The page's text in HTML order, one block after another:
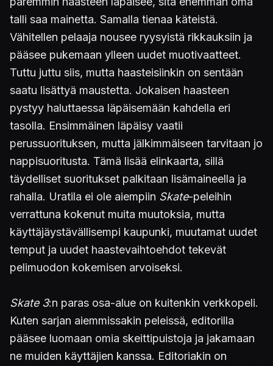
talli saa mainetta. Samalla tienaa käteistä.
Vähitellen pelaaja nousee ryysyistä rikkauksiin ja
pääsee pukemaan ylleen uudet muotivaatteet.
Tuttu juttu siis, mutta haasteisiinkin on sentään
saatu lisättyä maustetta. Jokaisen haasteen
pystyy haluttaessa läpäisemään kahdella eri
tasolla. Ensimmäinen läpäisy vaatii
perussuorituksen, mutta jälkimmäiseen tarvitaan jo
nappisuoritusta. Tämä lisää elinkaarta, sillä
täydelliset suoritukset palkitaan lisämaineella ja
rahalla. Uratila ei ole aiempiin Skate-peleihin
verrattuna kokenut muita muutoksia, mutta
käyttäjäystävällisempi kaupunki, muutamat uudet
temput ja uudet haastevaihtoehdot tekevät
pelimuodon kokemisen arvoiseksi.
Skate 3:n paras osa-alue on kuitenkin verkkopeli.
Kuten sarjan aiemmissakin peleissä, editorilla
pääsee luomaan omia skeittipuistoja ja jakamaan
ne muiden käyttäjien kanssa. Editoriakin on